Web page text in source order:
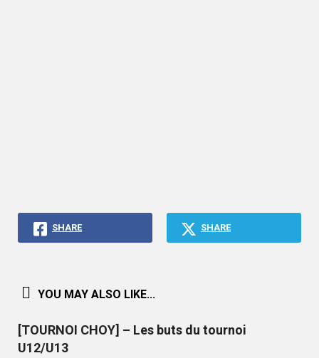
SHARE SHARE
YOU MAY ALSO LIKE...
[TOURNOI CHOY] – Les buts du tournoi
U12/U13